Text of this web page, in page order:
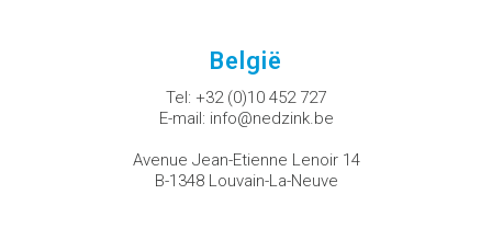
België
Tel: +32 (0)10 452 727
E-mail: info@nedzink.be
Avenue Jean-Etienne Lenoir 14
B-1348 Louvain-La-Neuve